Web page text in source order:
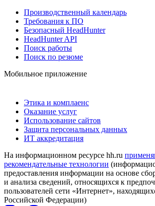
Производственный календарь
Требования к ПО
Безопасный HeadHunter
HeadHunter API
Поиск работы
Поиск по резюме
Мобильное приложение
Этика и комплаенс
Оказание услуг
Использование сайтов
Защита персональных данных
ИТ аккредитация
На информационном ресурсе hh.ru
рекомендательные технологии
предоставления информации на основе
и анализа сведений, относящихся к
пользователей сети «Интернет»,
Российской Федерации)